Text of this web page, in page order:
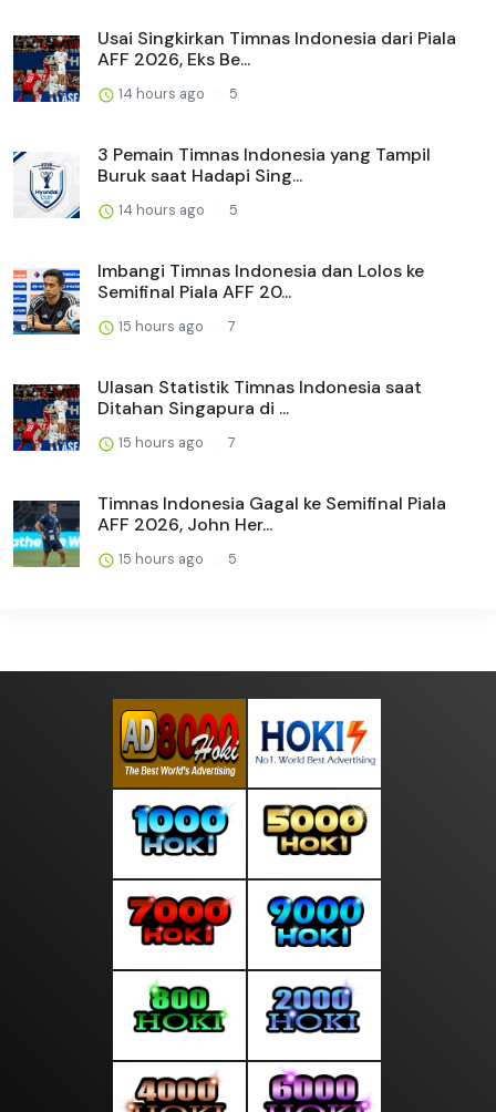
Usai Singkirkan Timnas Indonesia dari Piala
AFF 2026, Eks Be...
14 hours ago 5
3 Pemain Timnas Indonesia yang Tampil
Buruk saat Hadapi Sing...
14 hours ago 5
Imbangi Timnas Indonesia dan Lolos ke
Semifinal Piala AFF 20...
15 hours ago 7
Ulasan Statistik Timnas Indonesia saat
Ditahan Singapura di ...
15 hours ago 7
Timnas Indonesia Gagal ke Semifinal Piala
AFF 2026, John Her...
15 hours ago 5